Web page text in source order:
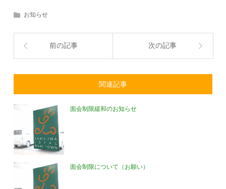
お知らせ
前の記事 次の記事
関連記事
面会制限緩和のお知らせ
面会制限について（お願い）